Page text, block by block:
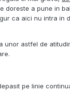
doreste a pune in
ca aici nu intra in
unor astfel de
pe linie